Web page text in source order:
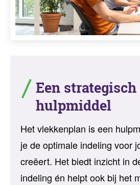
Een strategisch
hulpmiddel
Het vlekkenplan is een
je de optimale indeling voor
creëert. Het biedt inzicht in
indeling én helpt ook bij het